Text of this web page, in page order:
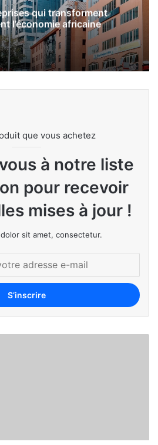
qui transforment
l’économie africaine
que vous achetez
à notre liste
pour recevoir
mises à jour !
sit amet, consectetur.